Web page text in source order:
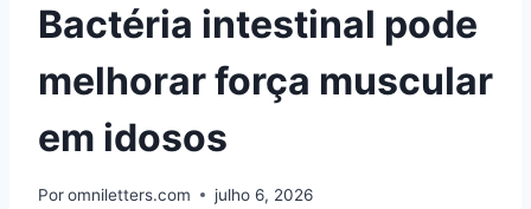
Bactéria intestinal pode
melhorar força muscular
em idosos
Poromniletters.com julho 6, 2026